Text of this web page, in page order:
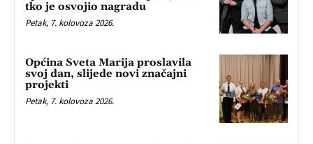
tko je osvojio nagradu
Petak, 7. kolovoza 2026.
Općina Sveta Marija proslavila
svoj dan, slijede novi značajni
projekti
Petak, 7. kolovoza 2026.